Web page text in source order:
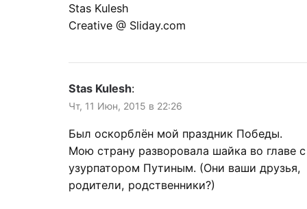
Stas Kulesh
Creative @ Sliday.com
Stas Kulesh:
Чт, 11 Июн, 2015 в 22:26
Был оскорблён мой праздник Победы.
Мою страну разворовала шайка во главе с
узурпатором Путиным. (Они ваши друзья,
родители, родственники?)